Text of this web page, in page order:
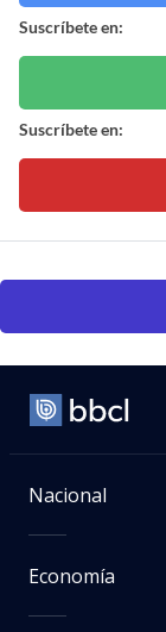
Suscríbete en:
Suscríbete en:
Nacional
Economía